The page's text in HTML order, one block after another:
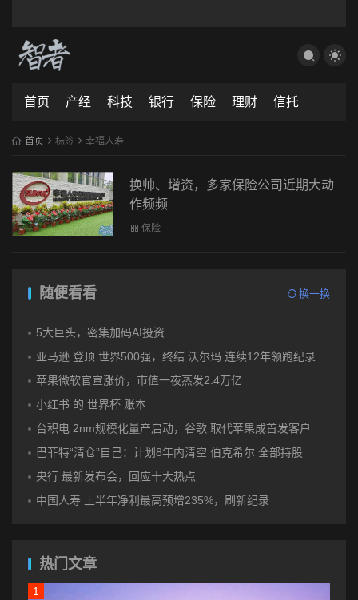
首页 产经 科技 银行 保险 理财 信托
首页 标签 幸福人寿
换帅、增资，多家保险公司近期大动
作频频
保险
随便看看 换一换
5大巨头，密集加码AI投资
亚马逊 登顶 世界500强，终结 沃尔玛 连续12年领跑纪录
苹果微软官宣涨价，市值一夜蒸发2.4万亿
小红书 的 世界杯 账本
台积电 2nm规模化量产启动，谷歌 取代苹果成首发客户
巴菲特“清仓”自己：计划8年内清空 伯克希尔 全部持股
央行 最新发布会，回应十大热点
中国人寿 上半年净利最高预增235%，刷新纪录
热门文章